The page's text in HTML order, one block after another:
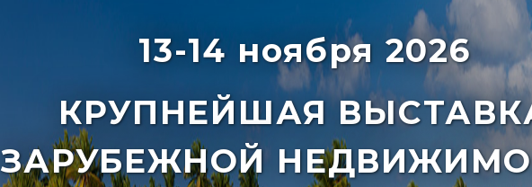
13-14 ноября 2026
КРУПНЕЙШАЯ
ЗАРУБЕЖНОЙ